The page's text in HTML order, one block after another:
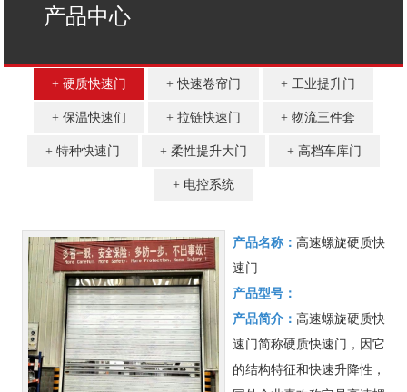
产品中心
硬质快速门 快速卷帘门 工业提升门
保温快速们 拉链快速门 物流三件套
特种快速门 柔性提升大门 高档车库门
电控系统
产品名称：高速螺旋硬质快
速门
产品型号：
产品简介：高速螺旋硬质快
速门简称硬质快速门，因它
的结构特征和快速升降性，